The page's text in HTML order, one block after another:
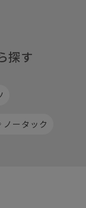
探す
ノータック